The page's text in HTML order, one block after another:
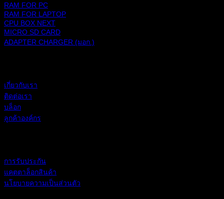
RAM FOR PC
RAM FOR LAPTOP
CPU BOX NEXT
MICRO SD CARD
ADAPTER CHARGER (มอก.)
เกี่ยวกับเรา
ติดต่อเรา
บล็อก
ลูกค้าองค์กร
การรับประกัน
แคตตาล็อกสินค้า
นโยบายความเป็นส่วนตัว